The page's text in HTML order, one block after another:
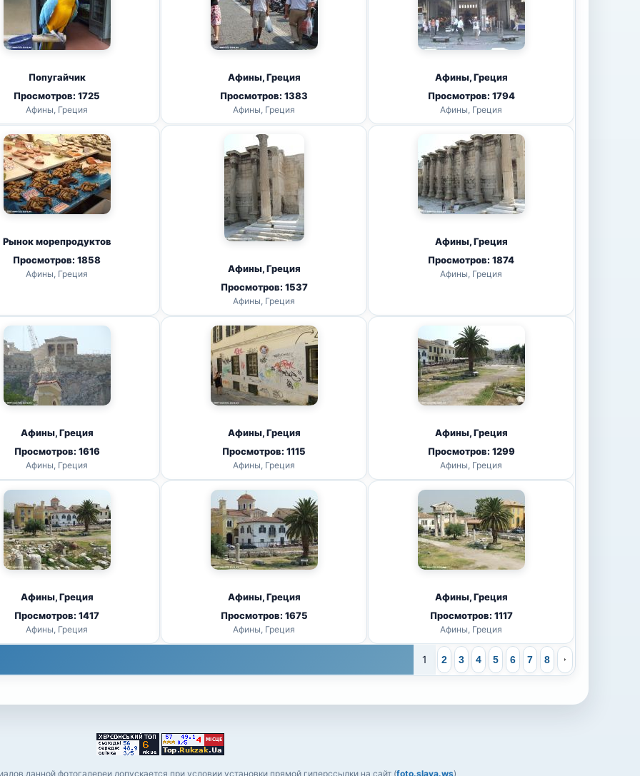
Попугайчик
Просмотров: 1725
Афины, Греция
Афины, Греция
Просмотров: 1383
Афины, Греция
Афины, Греция
Просмотров: 1794
Афины, Греция
Рынок морепродуктов
Просмотров: 1858
Афины, Греция
Афины, Греция
Просмотров: 1537
Афины, Греция
Афины, Греция
Просмотров: 1874
Афины, Греция
Афины, Греция
Просмотров: 1616
Афины, Греция
Афины, Греция
Просмотров: 1115
Афины, Греция
Афины, Греция
Просмотров: 1299
Афины, Греция
Афины, Греция
Просмотров: 1417
Афины, Греция
Афины, Греция
Просмотров: 1675
Афины, Греция
Афины, Греция
Просмотров: 1117
Афины, Греция
1 2 3 4 5 6 7 8
данной фотогалереи допускается при условии установки прямой гиперссылки на сайт (foto.slava.ws)